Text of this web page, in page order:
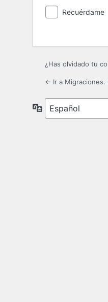
Recuérdame
¿Has olvidado tu
← Ir a Migraciones.
Idioma